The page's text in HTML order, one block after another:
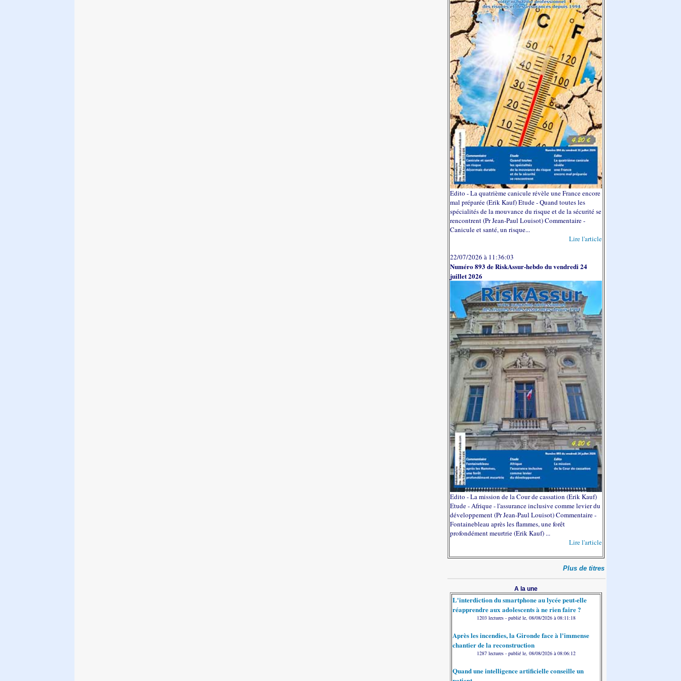
Edito - La quatrième canicule révèle une France encore
mal préparée (Erik Kauf) Etude - Quand toutes les
spécialités de la mouvance du risque et de la sécurité se
rencontrent (Pr Jean-Paul Louisot) Commentaire -
Canicule et santé, un risque...
Lire l'article
22/07/2026 à 11:36:03
Numéro 893 de RiskAssur-hebdo du vendredi 24
juillet 2026
Edito - La mission de la Cour de cassation (Erik Kauf)
Etude - Afrique - l'assurance inclusive comme levier du
développement (Pr Jean-Paul Louisot) Commentaire -
Fontainebleau après les flammes, une forêt
profondément meurtrie (Erik Kauf) ...
Lire l'article
Plus de titres
A la une
L'interdiction du smartphone au lycée peut-elle
réapprendre aux adolescents à ne rien faire ?
1203 lectures - publié le, 08/08/2026 à 08:11:18
Après les incendies, la Gironde face à l'immense
chantier de la reconstruction
1287 lectures - publié le, 08/08/2026 à 08:06:12
Quand une intelligence artificielle conseille un